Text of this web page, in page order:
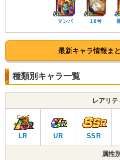
マンバ 18号
最新キャラ情報ま
種類別キャラ一覧
レアリテ
LR UR SSR
属性別